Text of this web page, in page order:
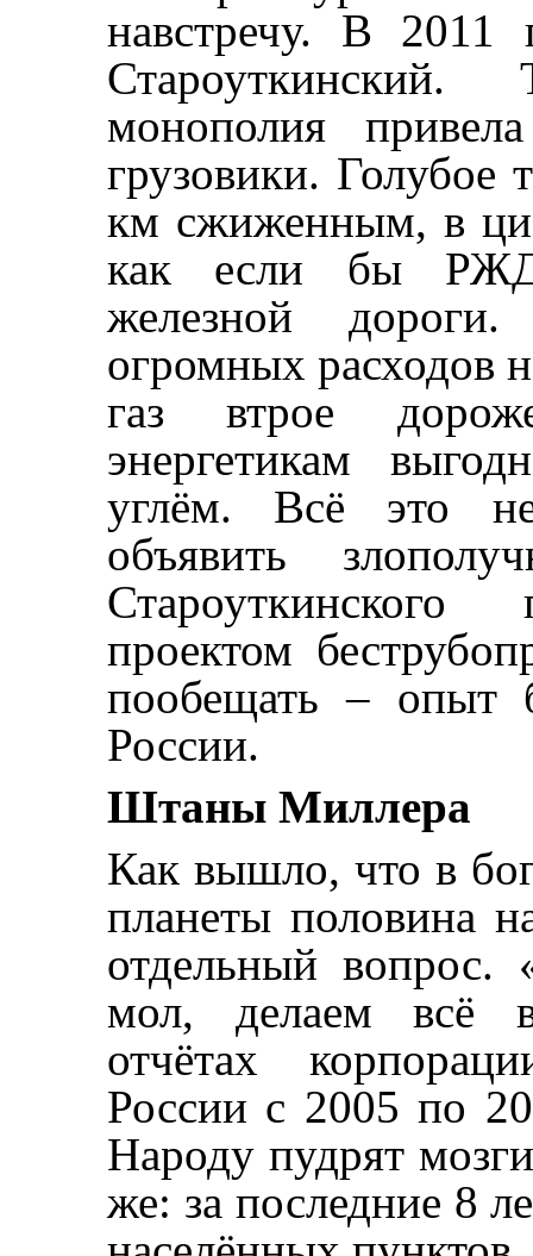
навстречу. В 2011
монополия
грузовики. Голубое
км сжиженным, в
как если бы РЖД
железной
огромных расходов
газ втрое
энергетикам
углём. Всё это
объявить
проектом
пообещать – опыт
России.
Штаны Миллера
Как вышло, что в
планеты половина
отдельный вопрос.
мол, делаем всё
отчётах
России с 2005 по
Народу пудрят
же: за последние 8